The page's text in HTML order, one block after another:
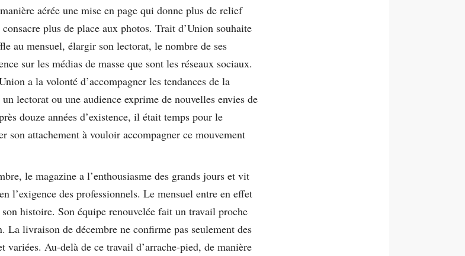
aérée une mise en page qui donne plus de relief
plus de place aux photos. Trait d’Union souhaite
au mensuel, élargir son lectorat, le nombre de ses
sur les médias de masse que sont les réseaux sociaux.
a la volonté d’accompagner les tendances de la
lectorat ou une audience exprime de nouvelles envies de
douze années d’existence, il était temps pour le
son attachement à vouloir accompagner ce mouvement
le magazine a l’enthousiasme des grands jours et vit
l’exigence des professionnels. Le mensuel entre en effet
histoire. Son équipe renouvelée fait un travail proche
La livraison de décembre ne confirme pas seulement des
variées. Au-delà de ce travail d’arrache-pied, de manière